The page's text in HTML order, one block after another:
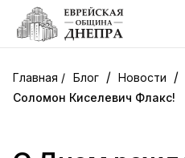
Блог / Новости /
Соломон Киселевич Флакс!